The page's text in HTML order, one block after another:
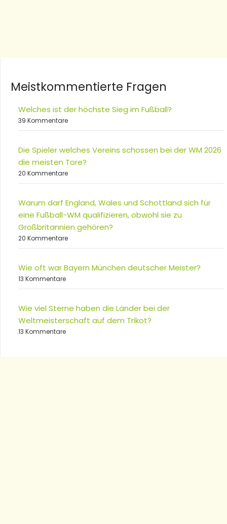
Meistkommentierte Fragen
Welches ist der höchste Sieg im Fußball?
39 Kommentare
Die Spieler welches Vereins schossen bei der WM 2026
die meisten Tore?
20 Kommentare
Warum darf England, Wales und Schottland sich für
eine Fußball-WM qualifizieren, obwohl sie zu
Großbritannien gehören?
20 Kommentare
Wie oft war Bayern München deutscher Meister?
13 Kommentare
Wie viel Sterne haben die Länder bei der
Weltmeisterschaft auf dem Trikot?
13 Kommentare